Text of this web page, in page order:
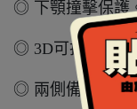
◎ 下顎撞擊保護
◎ 3D可拆洗的吸
◎ 兩側備有藍芽